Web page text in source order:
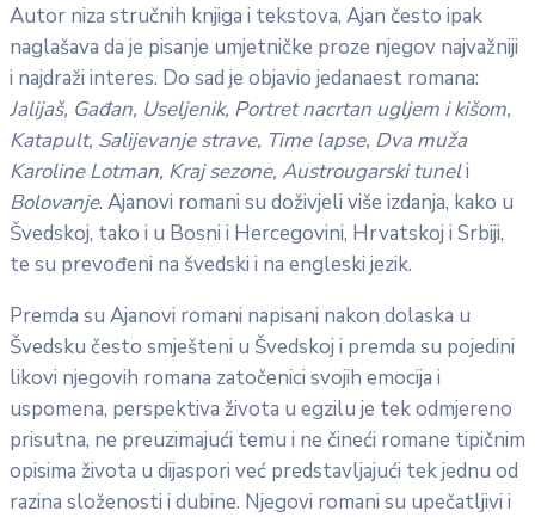
Autor niza stručnih knjiga i tekstova, Ajan često ipak
naglašava da je pisanje umjetničke proze njegov najvažniji
i najdraži interes. Do sad je objavio jedanaest romana:
Jalijaš, Gađan, Useljenik, Portret nacrtan ugljem i kišom,
Katapult, Salijevanje strave, Time lapse, Dva muža
Karoline Lotman, Kraj sezone, Austrougarski tuneli
Bolovanje. Ajanovi romani su doživjeli više izdanja, kako u
Švedskoj, tako i u Bosni i Hercegovini, Hrvatskoj i Srbiji,
te su prevođeni na švedski i na engleski jezik.
Premda su Ajanovi romani napisani nakon dolaska u
Švedsku često smješteni u Švedskoj i premda su pojedini
likovi njegovih romana zatočenici svojih emocija i
uspomena, perspektiva života u egzilu je tek odmjereno
prisutna, ne preuzimajući temu i ne čineći romane tipičnim
opisima života u dijaspori već predstavljajući tek jednu od
razina složenosti i dubine. Njegovi romani su upečatljivi i